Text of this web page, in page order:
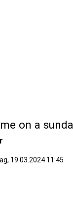
on a
19.03.2024 11:45